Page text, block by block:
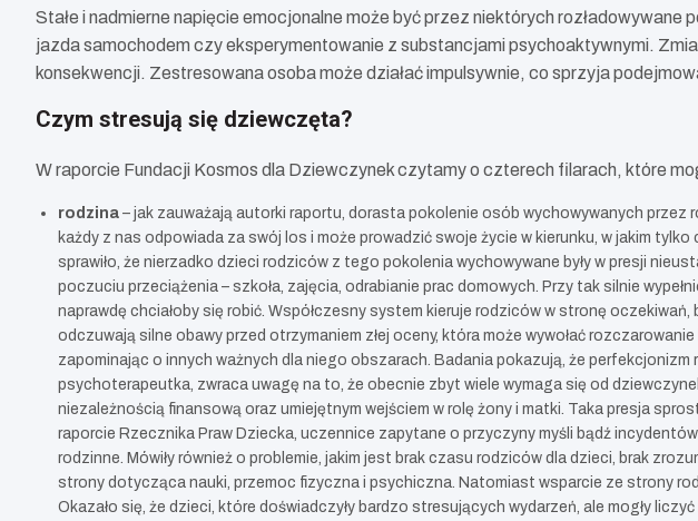
Stałe i nadmierne napięcie emocjonalne może być przez niektórych
jazda samochodem czy eksperymentowanie z substancjami psychoaktywnymi.
konsekwencji. Zestresowana osoba może działać impulsywnie, co sprzyja
Czym stresują się dziewczęta?
W raporcie Fundacji Kosmos dla Dziewczynek czytamy o czterech filarach, które
rodzina – jak zauważają autorki raportu, dorasta pokolenie osób wychowywanych
każdy z nas odpowiada za swój los i może prowadzić swoje życie w kierunku, w jakim
sprawiło, że nierzadko dzieci rodziców z tego pokolenia wychowywane były w presji
poczuciu przeciążenia – szkoła, zajęcia, odrabianie prac domowych. Przy tak silnie
naprawdę chciałoby się robić. Współczesny system kieruje rodziców w stronę
odczuwają silne obawy przed otrzymaniem złej oceny, która może wywołać
zapominając o innych ważnych dla niego obszarach. Badania pokazują, że
psychoterapeutka, zwraca uwagę na to, że obecnie zbyt wiele wymaga się od
niezależnością finansową oraz umiejętnym wejściem w rolę żony i matki. Taka presja
raporcie Rzecznika Praw Dziecka, uczennice zapytane o przyczyny myśli bądź
rodzinne. Mówiły również o problemie, jakim jest brak czasu rodziców dla dzieci, brak
strony dotycząca nauki, przemoc fizyczna i psychiczna. Natomiast wsparcie ze strony
Okazało się, że dzieci, które doświadczyły bardzo stresujących wydarzeń, ale mogły